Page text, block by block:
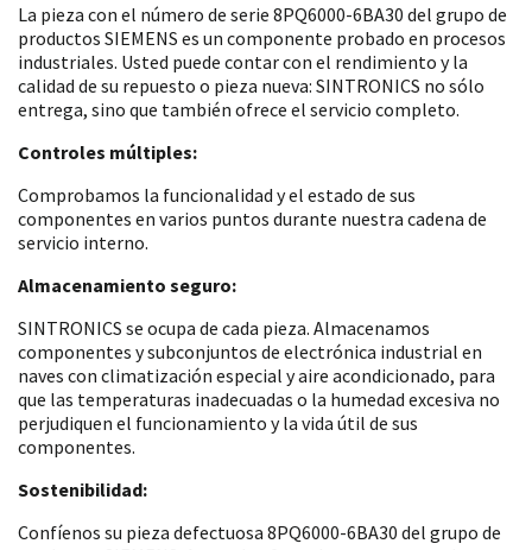
La pieza con el número de serie 8PQ6000-6BA30 del grupo de
productos SIEMENS es un componente probado en procesos
industriales. Usted puede contar con el rendimiento y la
calidad de su repuesto o pieza nueva: SINTRONICS no sólo
entrega, sino que también ofrece el servicio completo.
Controles múltiples:
Comprobamos la funcionalidad y el estado de sus
componentes en varios puntos durante nuestra cadena de
servicio interno.
Almacenamiento seguro:
SINTRONICS se ocupa de cada pieza. Almacenamos
componentes y subconjuntos de electrónica industrial en
naves con climatización especial y aire acondicionado, para
que las temperaturas inadecuadas o la humedad excesiva no
perjudiquen el funcionamiento y la vida útil de sus
componentes.
Sostenibilidad:
Confíenos su pieza defectuosa 8PQ6000-6BA30 del grupo de